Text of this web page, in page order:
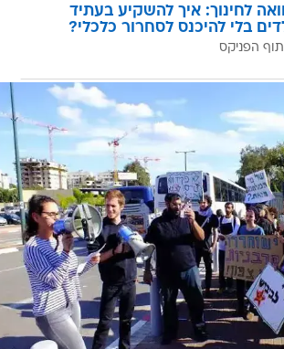
לחינוך: איך להשקיע בעתיד
בלי להיכנס לסחרור כלכלי?
הפניקס